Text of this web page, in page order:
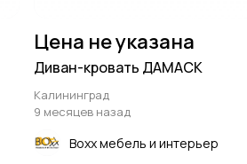
Цена не указана
Диван-кровать ДАМАСК
Калининград
9 месяцев назад
Boxx мебель и интерьер